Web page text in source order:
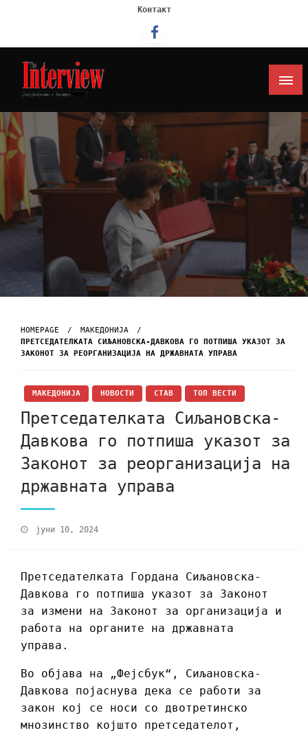
Контакт
Интервју
HOMEPAGE
МАКЕДОНИЈА
ПРЕТСЕДАТЕЛКАТА СИЉАНОВСКА-ДАВКОВА ГО ПОТПИША УКАЗОТ ЗА
ЗАКОНОТ ЗА РЕОРГАНИЗАЦИЈА НА ДРЖАВНАТА УПРАВА
МАКЕДОНИЈА НОВОСТИ СТАВ ТОП ВЕСТИ
Претседателката Сиљановска-
Давкова го потпиша указот за
Законот за реорганизација на
државната управа
јуни 10, 2024
Претседателката Гордана Сиљановска-
Давкова го потпиша указот за Законот
за измени на Законот за организација и
работа на органите на државната
управа.
Во објава на „Фејсбук“, Сиљановска-
Давкова појаснува дека се работи за
закон кој се носи со двотретинско
мнозинство којшто претседателот,